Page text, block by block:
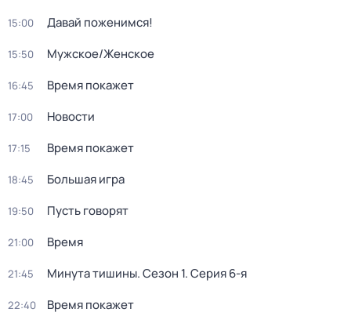
15:00 Давай поженимся!
15:50 Мужское/Женское
16:45 Время покажет
17:00 Новости
17:15 Время покажет
18:45 Большая игра
19:50 Пусть говорят
21:00 Время
21:45 Минута тишины. Сезон 1. Серия 6-я
22:40 Время покажет